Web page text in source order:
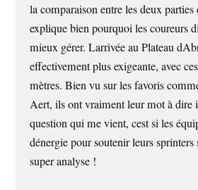
la comparaison entre les deux
explique bien pourquoi les coureurs
mieux gérer. Larrivée au Plateau
effectivement plus exigeante, avec
mètres. Bien vu sur les favoris
Aert, ils ont vraiment leur mot à dire
question qui me vient, cest si les
dénergie pour soutenir leurs
super analyse !